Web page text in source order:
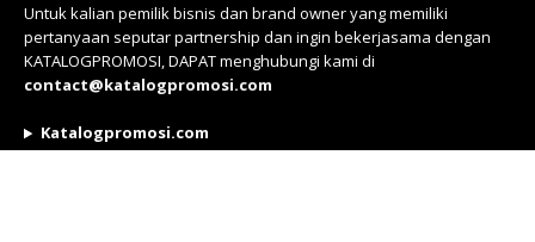
Untuk kalian pemilik bisnis dan brand owner yang memiliki
pertanyaan seputar partnership dan ingin bekerjasama dengan
KATALOGPROMOSI, DAPAT menghubungi kami di
contact@katalogpromosi.com
Katalogpromosi.com
Gedung WTC Mangga Dua Lt. 1 Blok C.85-87